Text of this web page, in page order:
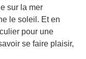
sur la mer
le soleil. Et en
pour une
se faire plaisir,